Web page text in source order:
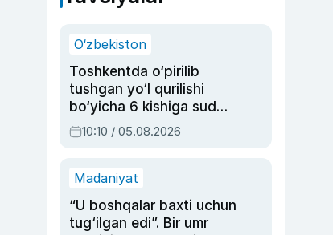
O‘zbekiston
Toshkentda o‘pirilib
tushgan yo‘l qurilishi
bo‘yicha 6 kishiga sud
hukmi o‘qildi
10:10 / 05.08.2026
Madaniyat
“U boshqalar baxti uchun
tug‘ilgan edi”. Bir umr